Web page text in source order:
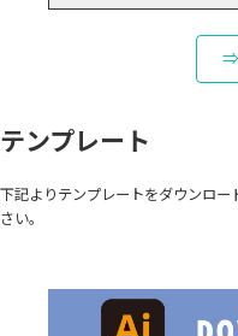
⇒
テンプレート
下記よりテンプレートをダウンロ
さい。